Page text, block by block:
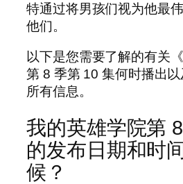
特通过将男孩们视为他最
他们。
以下是您需要了解的有关
第 8 季第 10 集何时播出
所有信息。
我的英雄学院第
的发布日期和时
候？